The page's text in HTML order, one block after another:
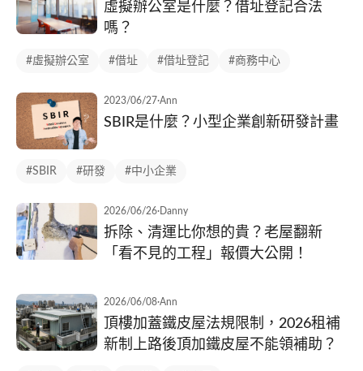
虛擬辦公室是什麼？借址登記合法
嗎？
#虛擬辦公室 #借址 #借址登記 #商務中心
2023/06/27·Ann
SBIR是什麼？小型企業創新研發計畫
#SBIR #研發 #中小企業
2026/06/26· Danny
拆除、清運比你想的貴？老屋翻新
「看不見的工程」報價大公開！
2026/06/08·Ann
頂樓加蓋鐵皮屋法規限制，2026租補
新制上路後頂加鐵皮屋不能領補助？